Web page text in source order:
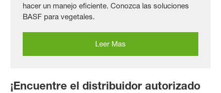
hacer un manejo eficiente. Conozca las soluciones
BASF para vegetales.
Leer Mas
¡Encuentre el distribuidor autorizado